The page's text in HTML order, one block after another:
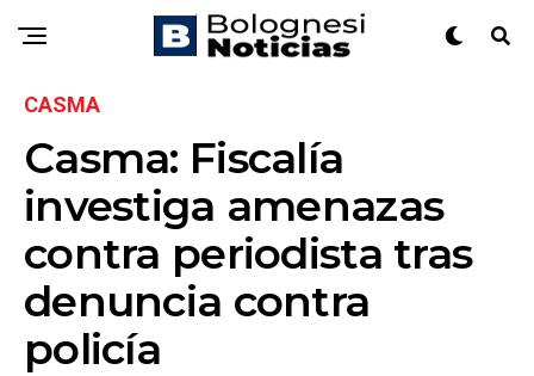
CASMA
Casma: Fiscalía
investiga amenazas
contra periodista tras
denuncia contra
policía